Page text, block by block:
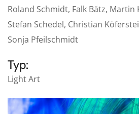
Roland Schmidt, Falk Bätz, Martin
Stefan Schedel, Christian
Sonja Pfeilschmidt
Typ:
Light Art